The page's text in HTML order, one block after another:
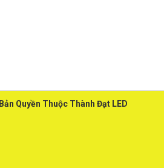
Bản Quyền Thuộc Thành Đạt LED